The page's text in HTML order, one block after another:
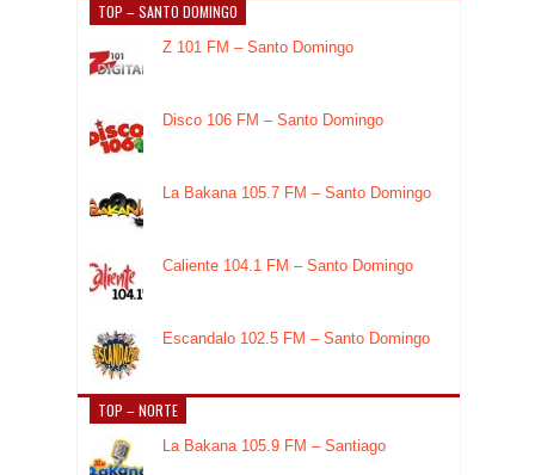
TOP – SANTO DOMINGO
Z 101 FM – Santo Domingo
Disco 106 FM – Santo Domingo
La Bakana 105.7 FM – Santo Domingo
Caliente 104.1 FM – Santo Domingo
Escandalo 102.5 FM – Santo Domingo
TOP – NORTE
La Bakana 105.9 FM – Santiago